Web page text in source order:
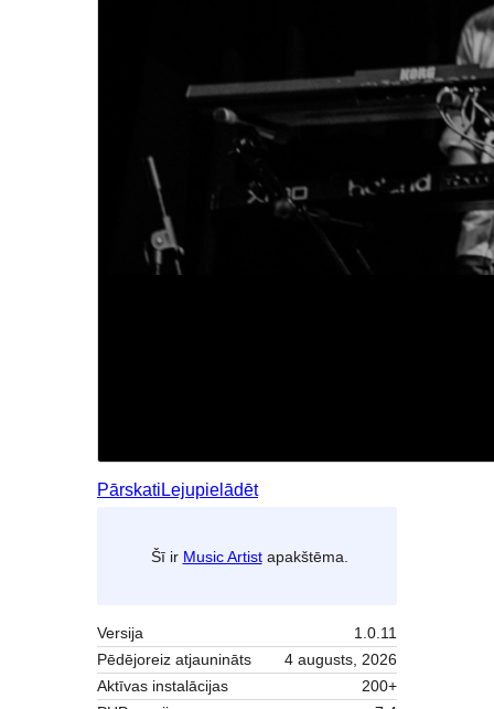
Pārskati Lejupielādēt
Šī ir Music Artistapakštēma.
Versija
1.0.11
Pēdējoreiz atjaunināts
4 augusts, 2026
Aktīvas instalācijas
200+